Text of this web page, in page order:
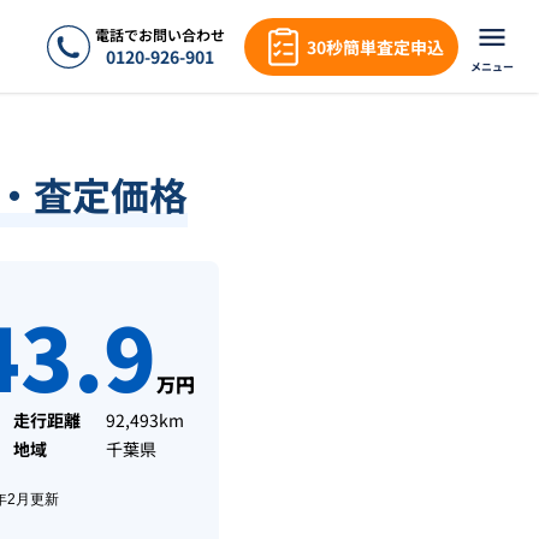
電話でお問い合わせ
0120-926-901 30秒簡単査定申込
メニュー
査定価格
万円
走行距離
92,493km
地域
千葉県
2月 更新